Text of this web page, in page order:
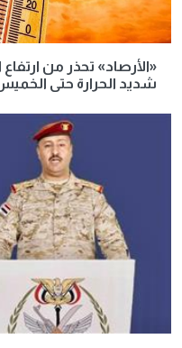
«الأرصاد» تحذر من
شديد الحرارة حتى الخميس 13 أغسطس